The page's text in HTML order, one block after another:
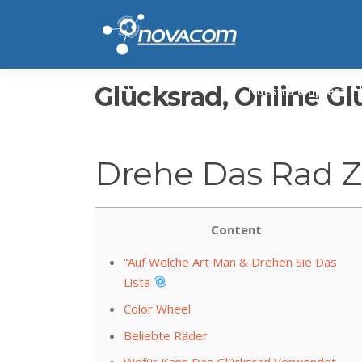
Nuestra empresa
Glücksrad, Online
Drehe Das Rad
Content
“Auf Welche Art Man & Drehen Sie Das
Lista
Color Wheel
Beliebte Räder